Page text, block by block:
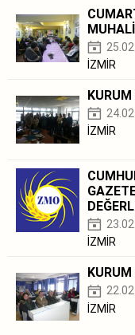
İZMİR
İZMİR
İZMİR
İZMİR